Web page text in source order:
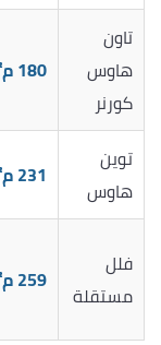
تاون
هاوس
كورنر
180 م²
توين
هاوس
231 م²
فلل
مستقلة
259 م²